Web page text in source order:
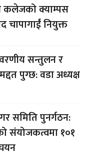
क्याम्पस
चापागाईं नियुक्त
सन्तुलन र
पुग्छ: वडा अध्यक्ष
समिति पुनर्गठन:
संयोजकत्वमा १०१